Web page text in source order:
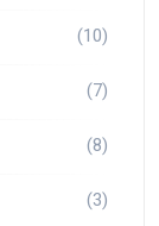
(10)
(7)
(8)
(3)